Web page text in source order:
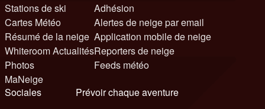
Stations de ski
Cartes Météo
Résumé de la neige
Whiteroom Actualités
Photos
MaNeige
Adhésion
Alertes de neige par email
Application mobile de neige
Reporters de neige
Feeds météo
Sociales
Prévoir chaque aventure